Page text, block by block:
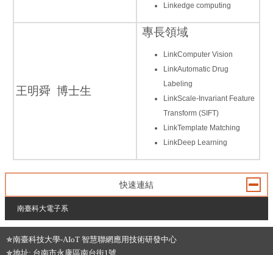
Linkedge computing
王明舜 博士生
專長領域
LinkComputer Vision
LinkAutomatic Drug
Labeling
LinkScale-Invariant Feature
Transform (SIFT)
LinkTemplate Matching
LinkDeep Learning
快速連結
南臺科大電子系
✯南臺科技大學-AIoT 智慧聯網應用技術研發中心
✯地址: 台南市永康區南台街1號